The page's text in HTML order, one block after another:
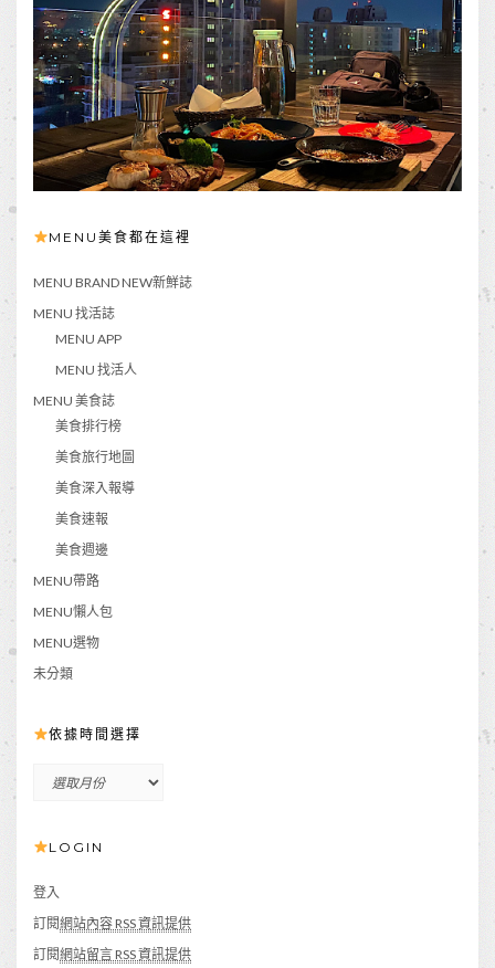
MENU美食都在這裡
MENU BRAND NEW新鮮誌
MENU 找活誌
MENU APP
MENU 找活人
MENU 美食誌
美食排行榜
美食旅行地圖
美食深入報導
美食速報
美食週邊
MENU帶路
MENU懶人包
MENU選物
未分類
依據時間選擇
間
擇
LOGIN
登入
訂閱網站內容 RSS 資訊提供
訂閱網站留言 RSS 資訊提供